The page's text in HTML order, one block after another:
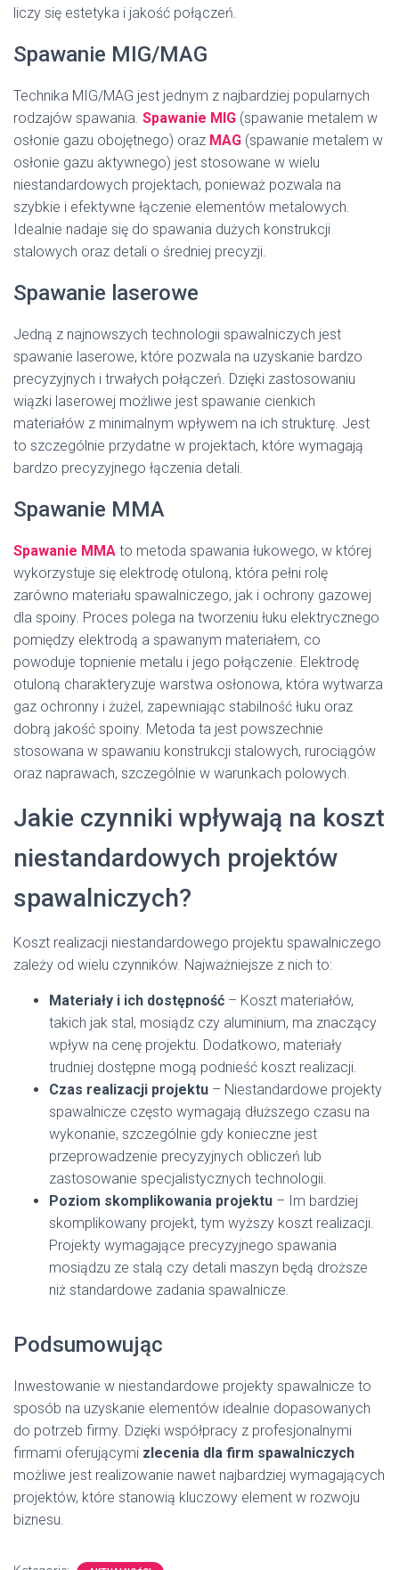
liczy się estetyka i jakość połączeń.
Spawanie MIG/MAG
Technika MIG/MAG jest jednym z najbardziej popularnych
rodzajów spawania. Spawanie MIG (spawanie metalem w
osłonie gazu obojętnego) oraz MAG (spawanie metalem w
osłonie gazu aktywnego) jest stosowane w wielu
niestandardowych projektach, ponieważ pozwala na
szybkie i efektywne łączenie elementów metalowych.
Idealnie nadaje się do spawania dużych konstrukcji
stalowych oraz detali o średniej precyzji.
Spawanie laserowe
Jedną z najnowszych technologii spawalniczych jest
spawanie laserowe, które pozwala na uzyskanie bardzo
precyzyjnych i trwałych połączeń. Dzięki zastosowaniu
wiązki laserowej możliwe jest spawanie cienkich
materiałów z minimalnym wpływem na ich strukturę. Jest
to szczególnie przydatne w projektach, które wymagają
bardzo precyzyjnego łączenia detali.
Spawanie MMA
Spawanie MMA to metoda spawania łukowego, w której
wykorzystuje się elektrodę otuloną, która pełni rolę
zarówno materiału spawalniczego, jak i ochrony gazowej
dla spoiny. Proces polega na tworzeniu łuku elektrycznego
pomiędzy elektrodą a spawanym materiałem, co
powoduje topnienie metalu i jego połączenie. Elektrodę
otuloną charakteryzuje warstwa osłonowa, która wytwarza
gaz ochronny i żużel, zapewniając stabilność łuku oraz
dobrą jakość spoiny. Metoda ta jest powszechnie
stosowana w spawaniu konstrukcji stalowych, rurociągów
oraz naprawach, szczególnie w warunkach polowych.
Jakie czynniki wpływają na koszt
niestandardowych projektów
spawalniczych?
Koszt realizacji niestandardowego projektu spawalniczego
zależy od wielu czynników. Najważniejsze z nich to:
Materiały i ich dostępność – Koszt materiałów,
takich jak stal, mosiądz czy aluminium, ma znaczący
wpływ na cenę projektu. Dodatkowo, materiały
trudniej dostępne mogą podnieść koszt realizacji.
Czas realizacji projektu – Niestandardowe projekty
spawalnicze często wymagają dłuższego czasu na
wykonanie, szczególnie gdy konieczne jest
przeprowadzenie precyzyjnych obliczeń lub
zastosowanie specjalistycznych technologii.
Poziom skomplikowania projektu – Im bardziej
skomplikowany projekt, tym wyższy koszt realizacji.
Projekty wymagające precyzyjnego spawania
mosiądzu ze stalą czy detali maszyn będą droższe
niż standardowe zadania spawalnicze.
Podsumowując
Inwestowanie w niestandardowe projekty spawalnicze to
sposób na uzyskanie elementów idealnie dopasowanych
do potrzeb firmy. Dzięki współpracy z profesjonalnymi
firmami oferującymi zlecenia dla firm spawalniczych
możliwe jest realizowanie nawet najbardziej wymagających
projektów, które stanowią kluczowy element w rozwoju
biznesu.